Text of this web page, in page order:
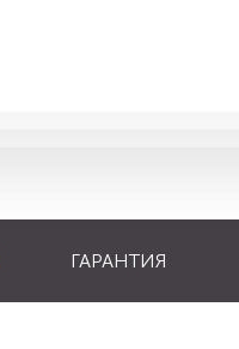
ГАРАНТИЯ